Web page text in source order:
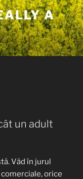
A
un adult
Văd în jurul
orice